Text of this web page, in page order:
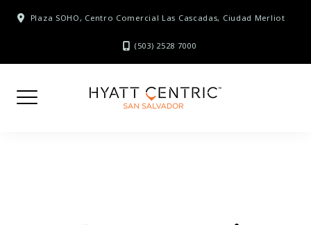
Plaza SOHO, Centro Comercial Las Cascadas, Ciudad Merliot
(503) 2528 7000